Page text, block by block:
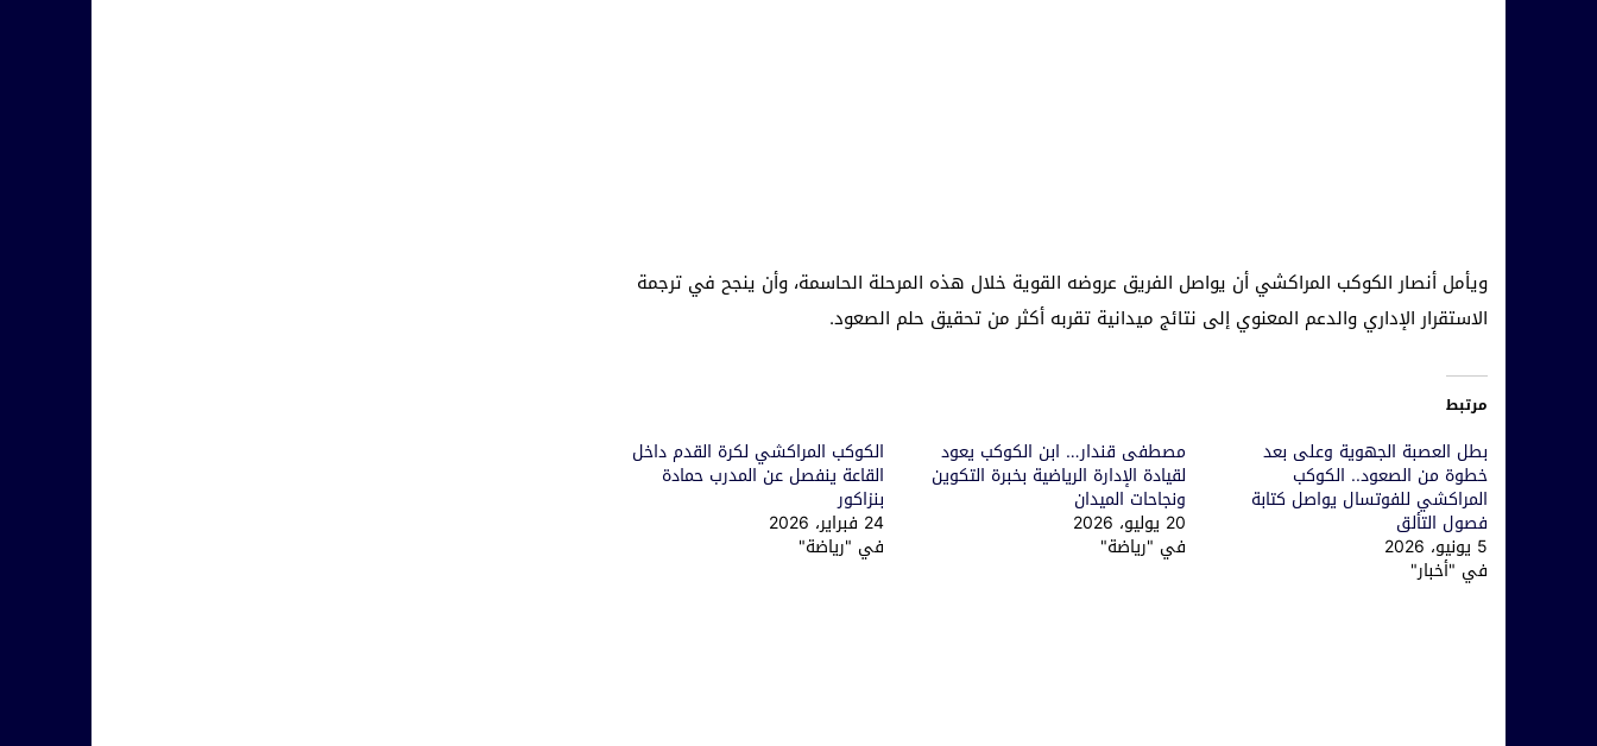
ويأمل أنصار الكوكب المراكشي أن يواصل الفريق عروضه القوية خلال هذه المرحلة الحاسمة، وأن ينجح في ترجمة
الاستقرار الإداري والدعم المعنوي إلى نتائج ميدانية تقربه أكثر من تحقيق حلم الصعود.
مرتبط
بطل العصبة الجهوية وعلى بعد
خطوة من الصعود.. الكوكب
المراكشي للفوتسال يواصل كتابة
فصول التألق
5 يونيو، 2026
في "أخبار"
مصطفى قندار… ابن الكوكب يعود
لقيادة الإدارة الرياضية بخبرة التكوين
ونجاحات الميدان
20 يوليو، 2026
في "رياضة"
الكوكب المراكشي لكرة القدم داخل
القاعة ينفصل عن المدرب حمادة
بنزاكور
24 فبراير، 2026
في "رياضة"